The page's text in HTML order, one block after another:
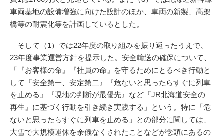
車両基地の設備増強に向けた設計のほか、車両の新製、高架
橋等の耐震化等を計画しているとした。
そして（1）では22年度の取り組みを振り返ったうえで、
23年度事業運営方針を提示した。安全輸送の確保について、
「『お客様の命』『社員の命』を守るためにとるべき行動と
して『安全第一、安定第二』『危ないと思ったらすぐに列車
を止める』『現地の判断が最優先』など『JR北海道安全の
再生』に基づく行動を引き続き実践する」という。特に「危
ないと思ったらすぐに列車を止める」との部分に関しては、
大雪で大規模運休を余儀なくされたことなどが念頭にあるの